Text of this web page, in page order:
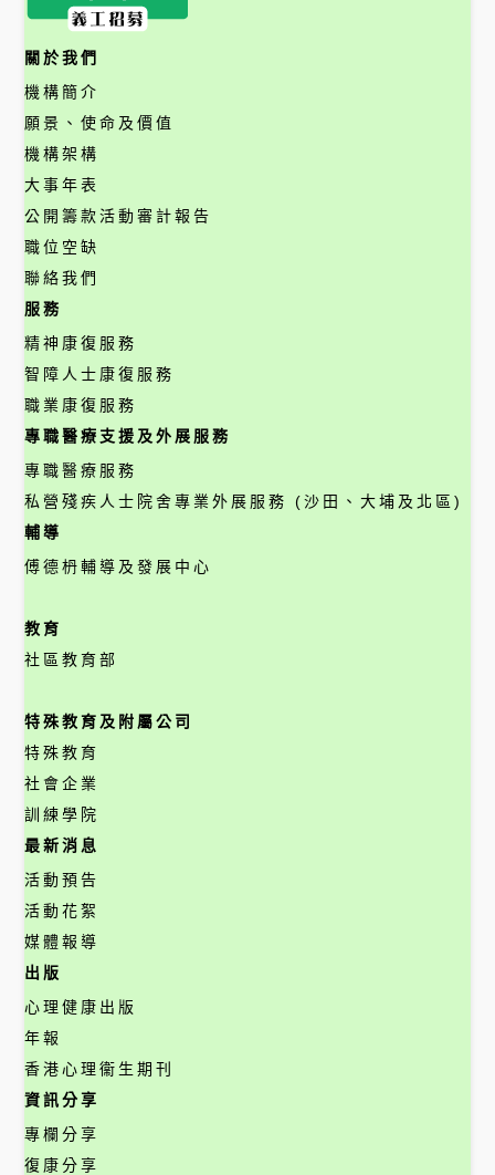
關於我們
機構簡介
願景、使命及價值
機構架構
大事年表
公開籌款活動審計報告
職位空缺
聯絡我們
服務
精神康復服務
智障人士康復服務
職業康復服務
專職醫療支援及外展服務
專職醫療服務
私營殘疾人士院舍專業外展服務 (沙田、大埔及北區)
輔導
傅德枬輔導及發展中心
教育
社區教育部
特殊教育及附屬公司
特殊教育
社會企業
訓練學院
最新消息
活動預告
活動花絮
媒體報導
出版
心理健康出版
年報
香港心理衞生期刊
資訊分享
專欄分享
復康分享